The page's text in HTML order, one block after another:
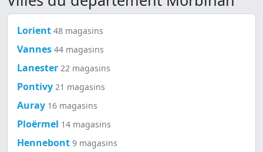
Lorient 48 magasins
Vannes 44 magasins
Lanester 22 magasins
Pontivy 21 magasins
Auray 16 magasins
Ploërmel 14 magasins
Hennebont 9 magasins